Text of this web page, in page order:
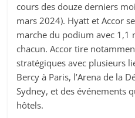
cours des douze derniers
mars 2024). Hyatt et Accor
marche du podium avec
chacun. Accor tire
stratégiques avec plusieurs
Bercy à Paris, l’Arena de la
Sydney, et des événements
hôtels.